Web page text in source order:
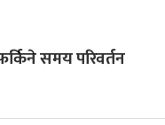
समय परिवर्तन